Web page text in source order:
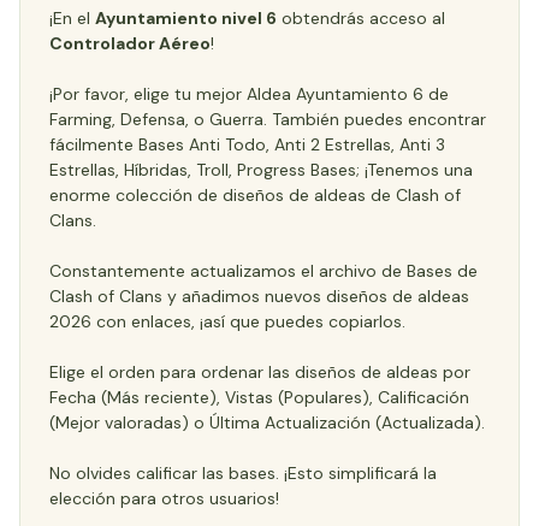
¡En el Ayuntamiento nivel 6 obtendrás acceso al
Controlador Aéreo!
¡Por favor, elige tu mejor Aldea Ayuntamiento 6 de
Farming, Defensa, o Guerra. También puedes encontrar
fácilmente Bases Anti Todo, Anti 2 Estrellas, Anti 3
Estrellas, Híbridas, Troll, Progress Bases; ¡Tenemos una
enorme colección de diseños de aldeas de Clash of
Clans.
Constantemente actualizamos el archivo de Bases de
Clash of Clans y añadimos nuevos diseños de aldeas
2026 con enlaces, ¡así que puedes copiarlos.
Elige el orden para ordenar las diseños de aldeas por
Fecha (Más reciente), Vistas (Populares), Calificación
(Mejor valoradas) o Última Actualización (Actualizada).
No olvides calificar las bases. ¡Esto simplificará la
elección para otros usuarios!